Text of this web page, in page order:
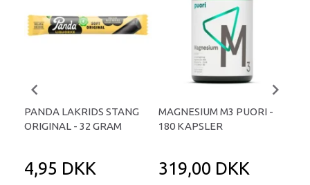
PANDA LAKRIDS STANG
ORIGINAL - 32 GRAM
4,95 DKK
MAGNESIUM M3 PUORI -
180 KAPSLER
319,00 DKK